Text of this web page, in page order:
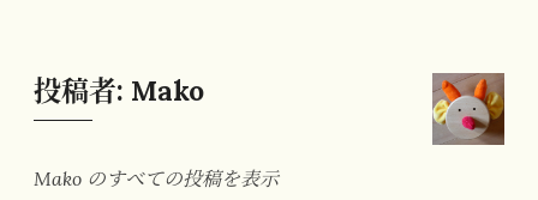
投稿者: Mako
Mako のすべての投稿を表示